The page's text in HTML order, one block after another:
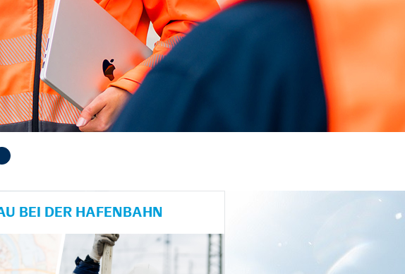
BEI DER HAFENBAHN